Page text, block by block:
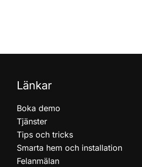
Länkar
Boka demo
Tjänster
Tips och tricks
Smarta hem och installation
Felanmälan